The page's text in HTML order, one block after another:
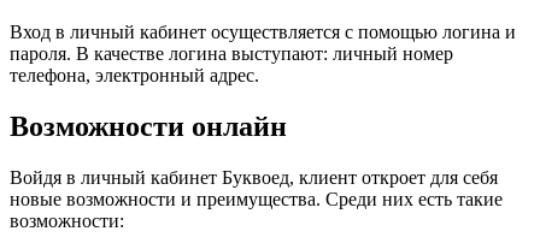
Вход в личный кабинет осуществляется с помощью логина и
пароля. В качестве логина выступают: личный номер
телефона, электронный адрес.
Возможности онлайн
Войдя в личный кабинет Буквоед, клиент откроет для себя
новые возможности и преимущества. Среди них есть такие
возможности: